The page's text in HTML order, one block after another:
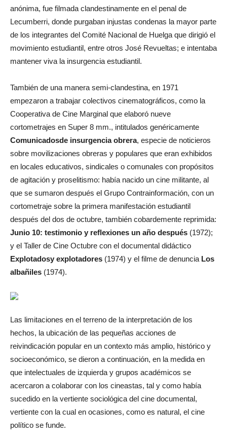
anónima, fue filmada clandestinamente en el penal de
Lecumberri, donde purgaban injustas condenas la mayor parte
de los integrantes del Comité Nacional de Huelga que dirigió el
movimiento estudiantil, entre otros José Revueltas; e intentaba
mantener viva la insurgencia estudiantil.
También de una manera semi-clandestina, en 1971
empezaron a trabajar colectivos cinematográficos, como la
Cooperativa de Cine Marginal que elaboró nueve
cortometrajes en Super 8 mm., intitulados genéricamente
Comunicadosde insurgencia obrera, especie de noticieros
sobre movilizaciones obreras y populares que eran exhibidos
en locales educativos, sindicales o comunales con propósitos
de agitación y proselitismo: había nacido un cine militante, al
que se sumaron después el Grupo Contrainformación, con un
cortometraje sobre la primera manifestación estudiantil
después del dos de octubre, también cobardemente reprimida:
Junio 10: testimonio y reflexiones un año después (1972);
y el Taller de Cine Octubre con el documental didáctico
Explotadosy explotadores (1974) y el filme de denuncia Los
albañiles (1974).
Las limitaciones en el terreno de la interpretación de los
hechos, la ubicación de las pequeñas acciones de
reivindicación popular en un contexto más amplio, histórico y
socioeconómico, se dieron a continuación, en la medida en
que intelectuales de izquierda y grupos académicos se
acercaron a colaborar con los cineastas, tal y como había
sucedido en la vertiente sociológica del cine documental,
vertiente con la cual en ocasiones, como es natural, el cine
político se funde.